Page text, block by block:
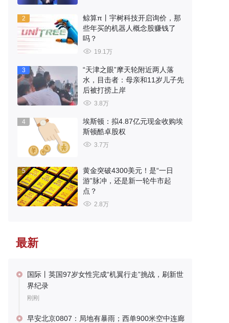
2
鲸算π丨宇树科技开启询价，那
些年买的机器人概念股赚钱了
吗？
19.1万
3
“天津之眼”摩天轮附近两人落
水，目击者：母亲和11岁儿子先
后被打捞上岸
3.8万
4
埃斯顿：拟4.87亿元现金收购埃
斯顿酷卓股权
3.7万
5
黄金突破4300美元！是“一日
游”脉冲，还是新一轮牛市起
点？
2.8万
最新
国际丨英国97岁女性完成“机翼行走”挑战，刷新世
界纪录
刚刚
早安北京0807：局地有暴雨；西单900米空中连廊